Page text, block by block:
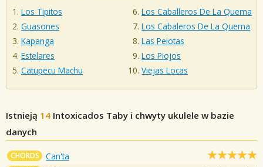
Los Tipitos
Guasones
Kapanga
Estelares
Catupecu Machu
Los Caballeros De La Quema
Los Cabaleros De La Quema
Las Pelotas
Los Piojos
Viejas Locas
Istnieją 14 Intoxicados Taby i chwyty ukulele w bazie
danych
CHORDS Can'ta